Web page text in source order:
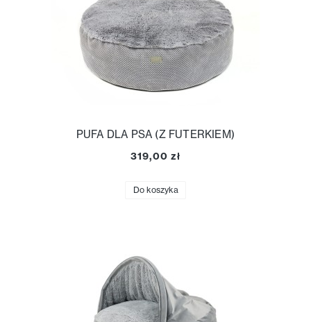
PUFA DLA PSA (Z FUTERKIEM)
319,00 zł
Do koszyka